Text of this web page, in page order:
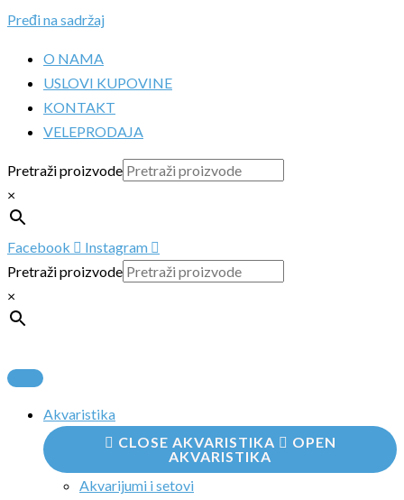
Pređi na sadržaj
O NAMA
USLOVI KUPOVINE
KONTAKT
VELEPRODAJA
Pretraži proizvode
×
Facebook
Instagram
Pretraži proizvode
×
Akvaristika
CLOSE AKVARISTIKA
OPEN
AKVARISTIKA
Akvarijumi i setovi